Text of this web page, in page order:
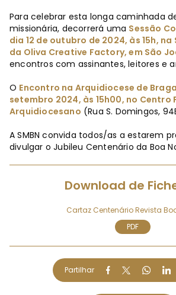
Para celebrar esta longa caminhada
missionária, decorrerá uma Sessão
dia 12 de outubro de 2024, às 15h, na
da Oliva Creative Factory, em São
encontros com assinantes, leitores e
O Encontro na Arquidiocese de
setembro 2024, às 15h00, no Centro
Arquidiocesano (Rua S. Domingos,
A SMBN convida todos/as a estarem
divulgar o Jubileu Centenário da Boa
Download de
Cartaz Centenário Revista
PDF
Partilhar